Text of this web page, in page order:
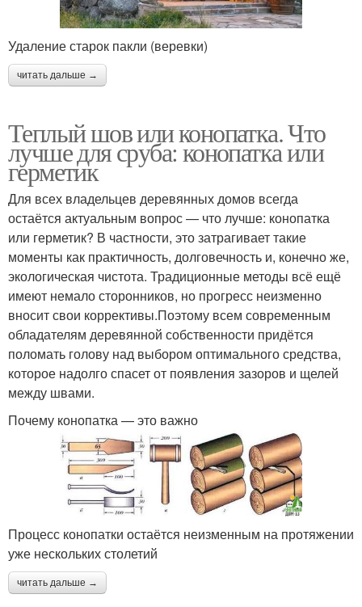
Удаление старок пакли (веревки)
читать дальше →
Теплый шов или конопатка. Что
лучше для сруба: конопатка или
герметик
Для всех владельцев деревянных домов всегда
остаётся актуальным вопрос — что лучше: конопатка
или герметик? В частности, это затрагивает такие
моменты как практичность, долговечность и, конечно же,
экологическая чистота. Традиционные методы всё ещё
имеют немало сторонников, но прогресс неизменно
вносит свои коррективы.Поэтому всем современным
обладателям деревянной собственности придётся
поломать голову над выбором оптимального средства,
которое надолго спасет от появления зазоров и щелей
между швами.
Почему конопатка — это важно
Процесс конопатки остаётся неизменным на протяжении
уже нескольких столетий
читать дальше →